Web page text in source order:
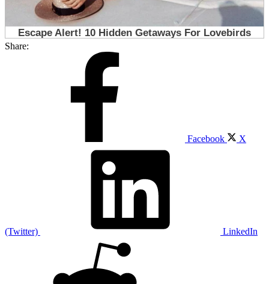
Share:
Facebook X
(Twitter) LinkedIn